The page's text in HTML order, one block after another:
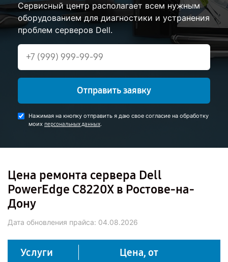
Сервисный центр располагает всем нужным
оборудованием для диагностики и устранения
проблем серверов Dell.
Отправить заявку
Нажимая на кнопку отправить я даю свое согласие на обработку
моих персональных данных.
Цена ремонта сервера Dell
PowerEdge C8220X в Ростове-на-
Дону
Дата обновления прайса: 04.08.2026
Услуги Цена, от